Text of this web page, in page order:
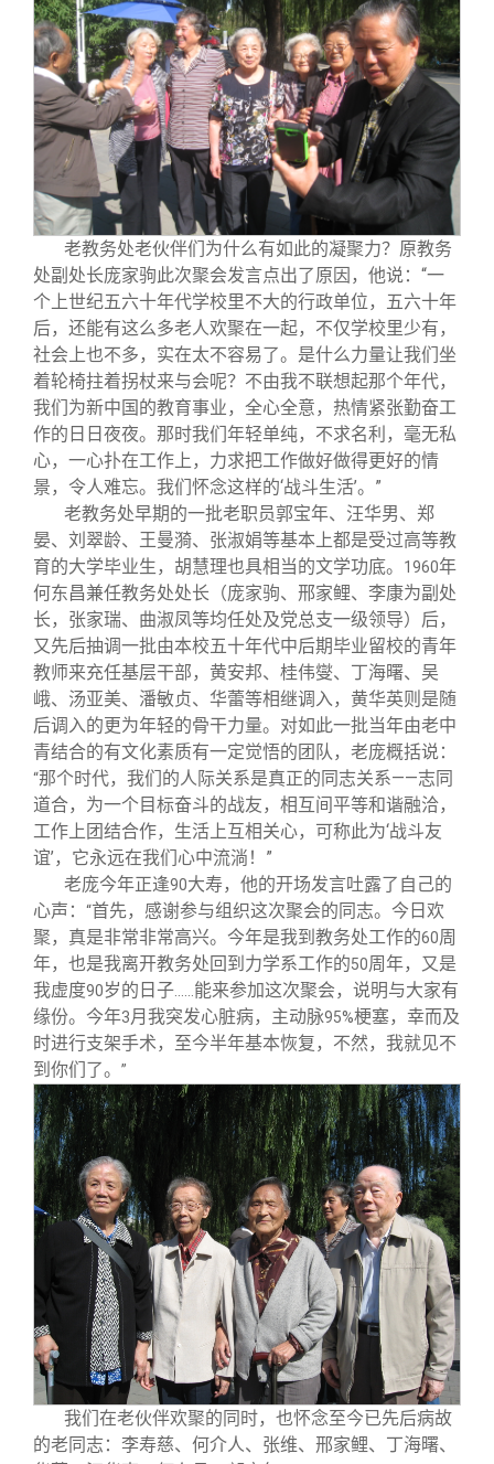
老教务处老伙伴们为什么有如此的凝聚力？原教务
处副处长庞家驹此次聚会发言点出了原因，他说：“一
个上世纪五六十年代学校里不大的行政单位，五六十年
后，还能有这么多老人欢聚在一起，不仅学校里少有，
社会上也不多，实在太不容易了。是什么力量让我们坐
着轮椅拄着拐杖来与会呢？不由我不联想起那个年代，
我们为新中国的教育事业，全心全意，热情紧张勤奋工
作的日日夜夜。那时我们年轻单纯，不求名利，毫无私
心，一心扑在工作上，力求把工作做好做得更好的情
景，令人难忘。我们怀念这样的‘战斗生活’。”
老教务处早期的一批老职员郭宝年、汪华男、郑
晏、刘翠龄、王曼漪、张淑娟等基本上都是受过高等教
育的大学毕业生，胡慧理也具相当的文学功底。
1960年
何东昌兼任教务处处长（庞家驹、邢家鲤、李康为副处
长，张家瑞、曲淑凤等均任处及党总支一级领导）后，
又先后抽调一批由本校五十年代中后期毕业留校的青年
教师来充任基层干部，黄安邦、桂伟燮、丁海曙、吴
峨、汤亚美、潘敏贞、华蕾等相继调入，黄华英则是随
后调入的更为年轻的骨干力量。对如此一批当年由老中
青结合的有文化素质有一定觉悟的团队，老庞概括说：
“那个时代，我们的人际关系是真正的同志关系——志同
道合，为一个目标奋斗的战友，相互间平等和谐融洽，
工作上团结合作，生活上互相关心，可称此为‘战斗友
谊’，它永远在我们心中流淌！”
老庞今年正逢90大寿，他的开场发言吐露了自己的
心声： “首先，感谢参与组织这次聚会的同志。今日欢
聚，真是非常非常高兴。今年是我到教务处工作的60周
年，也是我离开教务处回到力学系工作的50周年，又是
我虚度90岁的日子
能来参加这次聚会，说明与大家有
缘份。今年3月我突发心脏病，主动脉95%梗塞，幸而及
时进行支架手术，至今半年基本恢复，不然，我就见不
到你们了。 ”
我们在老伙伴欢聚的同时，也怀念至今已先后病故
的老同志：李寿慈、何介人、张维、邢家鲤、丁海曙、